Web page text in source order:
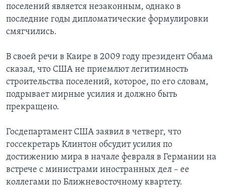
поселений является незаконным, однако в
последние годы дипломатические формулировки
смягчились.
В своей речи в Каире в 2009 году президент Обама
сказал, что США не приемлют легитимность
строительства поселений, которое, по его словам,
подрывает мирные усилия и должно быть
прекращено.
Госдепартамент США заявил в четверг, что
госсекретарь Клинтон обсудит усилия по
достижению мира в начале февраля в Германии на
встрече с министрами иностранных дел – ее
коллегами по Ближневосточному квартету.